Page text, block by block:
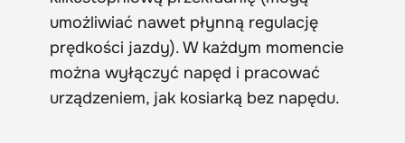
umożliwiać nawet płynną regulację
prędkości jazdy). W każdym momencie
można wyłączyć napęd i pracować
urządzeniem, jak kosiarką bez napędu.